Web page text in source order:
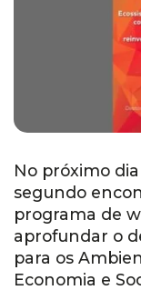
No próximo
segundo
programa de
aprofundar o
para os
Economia e